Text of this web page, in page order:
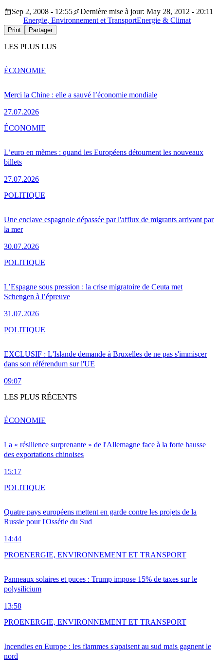
Sep 2, 2008 - 12:55
Dernière mise à jour: May 28, 2012 - 20:11
Energie, Environnement et TransportEnergie & Climat
Print Partager
LES PLUS LUS
Merci la Chine : elle a sauvé l’économie mondiale
27.07.2026
ÉCONOMIE
L’euro en mèmes : quand les Européens détournent les nouveaux
billets
27.07.2026
ÉCONOMIE
Une enclave espagnole dépassée par l'afflux de migrants arrivant par
la mer
30.07.2026
POLITIQUE
L’Espagne sous pression : la crise migratoire de Ceuta met
Schengen à l’épreuve
31.07.2026
POLITIQUE
EXCLUSIF : L'Islande demande à Bruxelles de ne pas s'immiscer
dans son référendum sur l'UE
09:07
POLITIQUE
LES PLUS RÉCENTS
La « résilience surprenante » de l'Allemagne face à la forte hausse
des exportations chinoises
15:17
ÉCONOMIE
Quatre pays européens mettent en garde contre les projets de la
Russie pour l'Ossétie du Sud
14:44
POLITIQUE
Panneaux solaires et puces : Trump impose 15% de taxes sur le
polysilicium
13:58
PROENERGIE, ENVIRONNEMENT ET TRANSPORT
Incendies en Europe : les flammes s'apaisent au sud mais gagnent le
nord
PROENERGIE, ENVIRONNEMENT ET TRANSPORT